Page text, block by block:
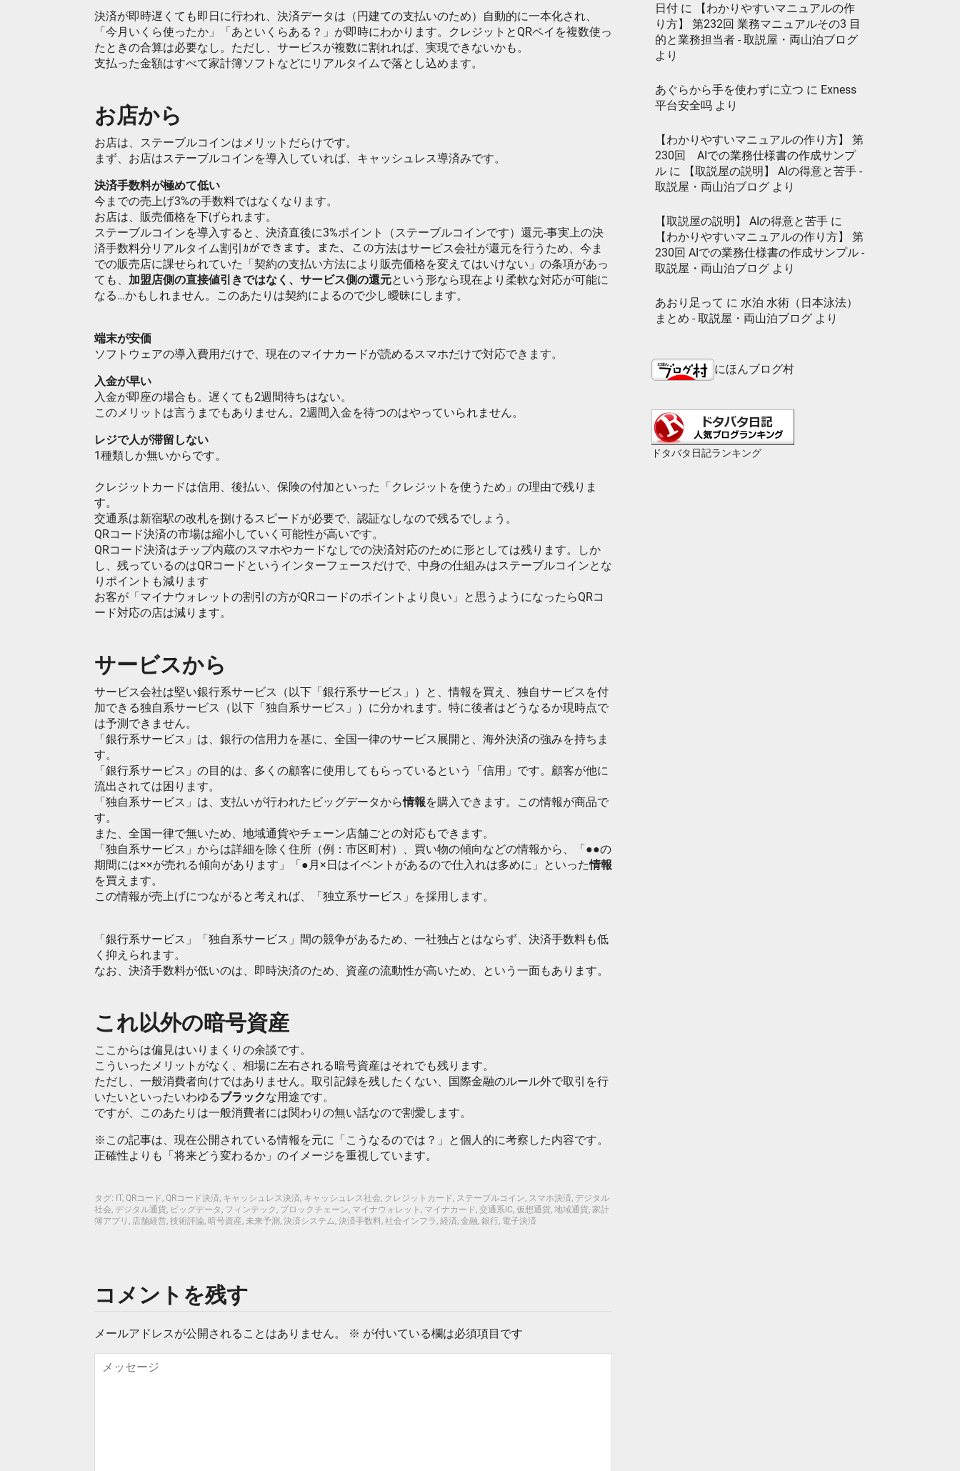
決済が即時遅くても即日に行われ、決済データは（円建ての支払いのため）自動的に一本化され、
「今月いくら使ったか」「あといくらある？」が即時にわかります。クレジットとQRペイを複数使っ
たときの合算は必要なし。ただし、サービスが複数に割れれば、実現できないかも。
支払った金額はすべて家計簿ソフトなどにリアルタイムで落とし込めます。
お店から
お店は、ステーブルコインはメリットだらけです。
まず、お店はステーブルコインを導入していれば、キャッシュレス導済みです。
決済手数料が極めて低い
今までの売上げ3%の手数料ではなくなります。
お店は、販売価格を下げられます。
ステーブルコインを導入すると、決済直後に3%ポイント（ステーブルコインです）還元-事実上の決
済手数料分リアルタイム割引ｶができます。また、この方法はサービス会社が還元を行うため、今ま
での販売店に課せられていた「契約の支払い方法により販売価格を変えてはいけない」の条項があっ
ても、 加盟店側の直接値引きではなく、サービス側の還元という形なら現在より柔軟な対応が可能に
なる…かもしれません。このあたりは契約によるので少し曖昧にします。
端末が安価
ソフトウェアの導入費用だけで、現在のマイナカードが読めるスマホだけで対応できます。
入金が早い
入金が即座の場合も。遅くても2週間待ちはない。
このメリットは言うまでもありません。2週間入金を待つのはやっていられません。
レジで人が滞留しない
1種類しか無いからです。
クレジットカードは信用、後払い、保険の付加といった「クレジットを使うため」の理由で残りま
す。
交通系は新宿駅の改札を捌けるスピードが必要で、認証なしなので残るでしょう。
QRコード決済の市場は縮小していく可能性が高いです。
QRコード決済はチップ内蔵のスマホやカードなしでの決済対応のために形としては残ります。しか
し、残っているのはQRコードというインターフェースだけで、中身の仕組みはステーブルコインとな
りポイントも減ります
お客が「マイナウォレットの割引の方がQRコードのポイントより良い」と思うようになったらQRコ
ード対応の店は減ります。
サービスから
サービス会社は堅い銀行系サービス（以下「銀行系サービス」）と、情報を買え、独自サービスを付
加できる独自系サービス（以下「独自系サービス」）に分かれます。特に後者はどうなるか現時点で
は予測できません。
「銀行系サービス」は、銀行の信用力を基に、全国一律のサービス展開と、海外決済の強みを持ちま
す。
「銀行系サービス」の目的は、多くの顧客に使用してもらっているという「信用」です。顧客が他に
流出されては困ります。
「独自系サービス」は、支払いが行われたビッグデータから情報を購入できます。この情報が商品で
す。
また、全国一律で無いため、地域通貨やチェーン店舗ごとの対応もできます。
「独自系サービス」からは詳細を除く住所（例：市区町村）、買い物の傾向などの情報から、「●●の
期間には××が売れる傾向があります」「●月×日はイベントがあるので仕入れは多めに」といった情報
を買えます。
この情報が売上げにつながると考えれば、「独立系サービス」を採用します。
「銀行系サービス」「独自系サービス」間の競争があるため、一社独占とはならず、決済手数料も低
く抑えられます。
なお、決済手数料が低いのは、即時決済のため、資産の流動性が高いため、という一面もあります。
これ以外の暗号資産
ここからは偏見はいりまくりの余談です。
こういったメリットがなく、相場に左右される暗号資産はそれでも残ります。
ただし、一般消費者向けではありません。取引記録を残したくない、国際金融のルール外で取引を行
いたいといったいわゆるブラックな用途です。
ですが、このあたりは一般消費者には関わりの無い話なので割愛します。
※この記事は、現在公開されている情報を元に「こうなるのでは？」と個人的に考察した内容です。
正確性よりも「将来どう変わるか」のイメージを重視しています。
タグ: IT, QRコード , QRコード決済, キャッシュレス決済, キャッシュレス社会, クレジットカード , ステーブルコイン, スマホ決済, デジタル
社会, デジタル通貨, ビッグデータ , フィンテック , ブロックチェーン, マイナウォレット , マイナカード , 交通系IC, 仮想通貨, 地域通貨, 家計
簿アプリ , 店舗経営, 技術評論, 暗号資産, 未来予測 , 決済システム, 決済手数料, 社会インフラ , 経済, 金融, 銀行, 電子決済
コメントを残す
メールアドレスが公開されることはありません。 ※ が付いている欄は必須項目です
日付 に
【わかりやすいマニュアルの作
り方】 第232回 業務マニュアルその3 目
的と業務担当者 - 取説屋・両山泊ブログ
より
あぐらから手を使わずに立つ に Exness
平台安全吗 より
【わかりやすいマニュアルの作り方】 第
230回 AIでの業務仕様書の作成サンプ
ル に
【取説屋の説明】 AIの得意と苦手 -
取説屋・両山泊ブログ より
【取説屋の説明】 AIの得意と苦手 に
【わかりやすいマニュアルの作り方】 第
230回 AIでの業務仕様書の作成サンプル -
取説屋・両山泊ブログ より
あおり足って に 水泊 水術（日本泳法）
まとめ - 取説屋・両山泊ブログ より
にほんブログ村
ドタバタ日記ランキング